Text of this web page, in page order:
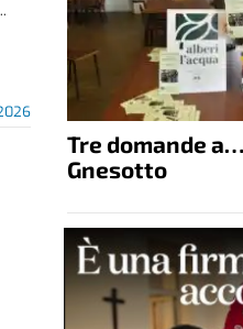
Tre domande
Gnesotto